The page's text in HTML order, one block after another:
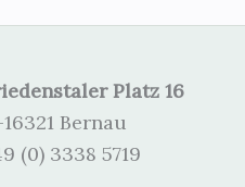
Platz 16
Bernau
(0) 3338 5719